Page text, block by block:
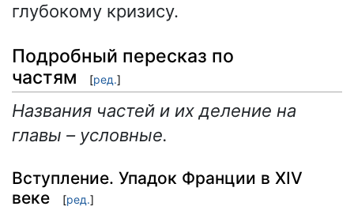
глубокому кризису.
Подробный пересказ по
частям
[ред.]
Названия частей и их деление на
главы – условные.
Вступление. Упадок Франции в XIV
веке
[ред.]